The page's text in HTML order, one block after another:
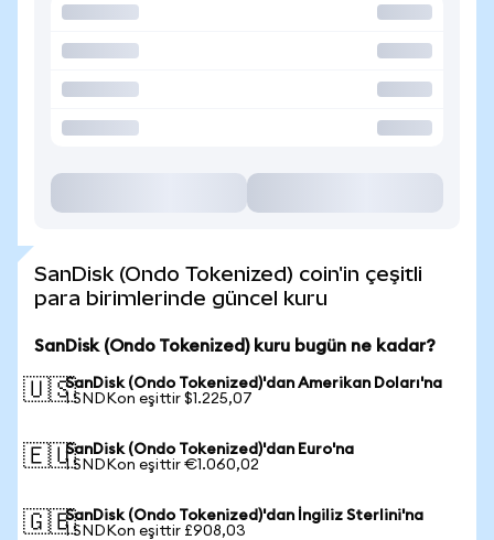
SanDisk (Ondo Tokenized) coin'in çeşitli
para birimlerinde güncel kuru
SanDisk (Ondo Tokenized) kuru bugün ne kadar?
🇺🇸SanDisk (Ondo Tokenized)'dan Amerikan Doları'na
1 SNDKon eşittir $1.225,07
🇪🇺SanDisk (Ondo Tokenized)'dan Euro'na
1 SNDKon eşittir €1.060,02
🇬🇧SanDisk (Ondo Tokenized)'dan İngiliz Sterlini'na
1 SNDKon eşittir £908,03